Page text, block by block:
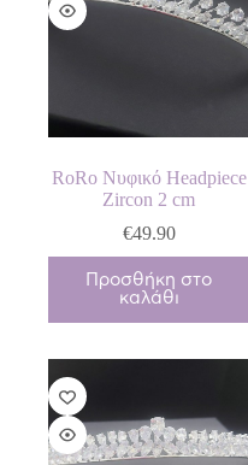
RoRo Νυφικό Headpiece
Zircon 2 cm
€49.90
Προσθήκη στο
καλάθι